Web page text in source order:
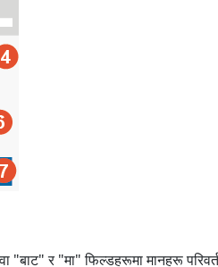
"बाट" र "मा" फिल्डहरूमा मानहरू